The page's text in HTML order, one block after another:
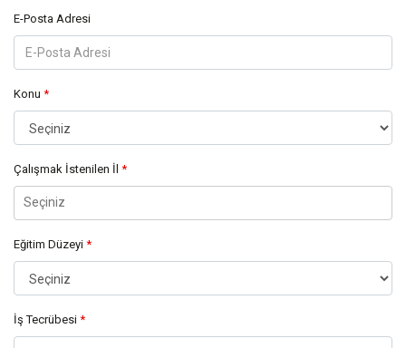
E-Posta Adresi
Konu *
Çalışmak İstenilen İl *
Eğitim Düzeyi *
İş Tecrübesi *